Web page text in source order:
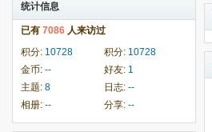
统计信息
已有 7086 人来访过
积分: 10728 积分: 10728
金币: -- 好友: 1
主题: 8 日志: --
相册: -- 分享: --